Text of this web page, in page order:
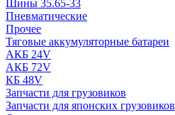
Шины 35.65-33
Пневматические
Прочее
Тяговые аккумуляторные батареи
АКБ 24V
АКБ 72V
КБ 48V
Запчасти для грузовиков
Запчасти для японских грузовиков